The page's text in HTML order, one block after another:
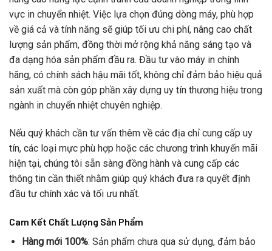
vực in chuyển nhiệt. Việc lựa chọn đúng dòng máy, phù hợp
về giá cả và tính năng sẽ giúp tối ưu chi phí, nâng cao chất
lượng sản phẩm, đồng thời mở rộng khả năng sáng tạo và
đa dạng hóa sản phẩm đầu ra. Đầu tư vào máy in chính
hãng, có chính sách hậu mãi tốt, không chỉ đảm bảo hiệu quả
sản xuất mà còn góp phần xây dựng uy tín thương hiệu trong
ngành in chuyển nhiệt chuyên nghiệp.
Nếu quý khách cần tư vấn thêm về các địa chỉ cung cấp uy
tín, các loại mực phù hợp hoặc các chương trình khuyến mãi
hiện tại, chúng tôi sẵn sàng đồng hành và cung cấp các
thông tin cần thiết nhằm giúp quý khách đưa ra quyết định
đầu tư chính xác và tối ưu nhất.
Cam Kết Chất Lượng Sản Phẩm
Hàng mới 100%: Sản phẩm chưa qua sử dụng, đảm bảo